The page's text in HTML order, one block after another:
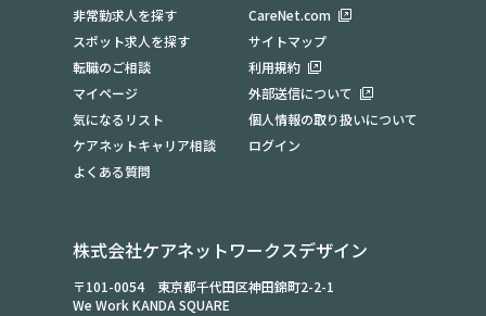
非常勤求人を探す
スポット求人を探す
転職のご相談
マイページ
気になるリスト
ケアネットキャリア相談
よくある質問
CareNet.com
サイトマップ
利用規約
外部送信について
個人情報の取り扱いについて
ログイン
株式会社ケアネットワークスデザイン
〒101-0054 東京都千代田区神田錦町2-2-1
We Work KANDA SQUARE